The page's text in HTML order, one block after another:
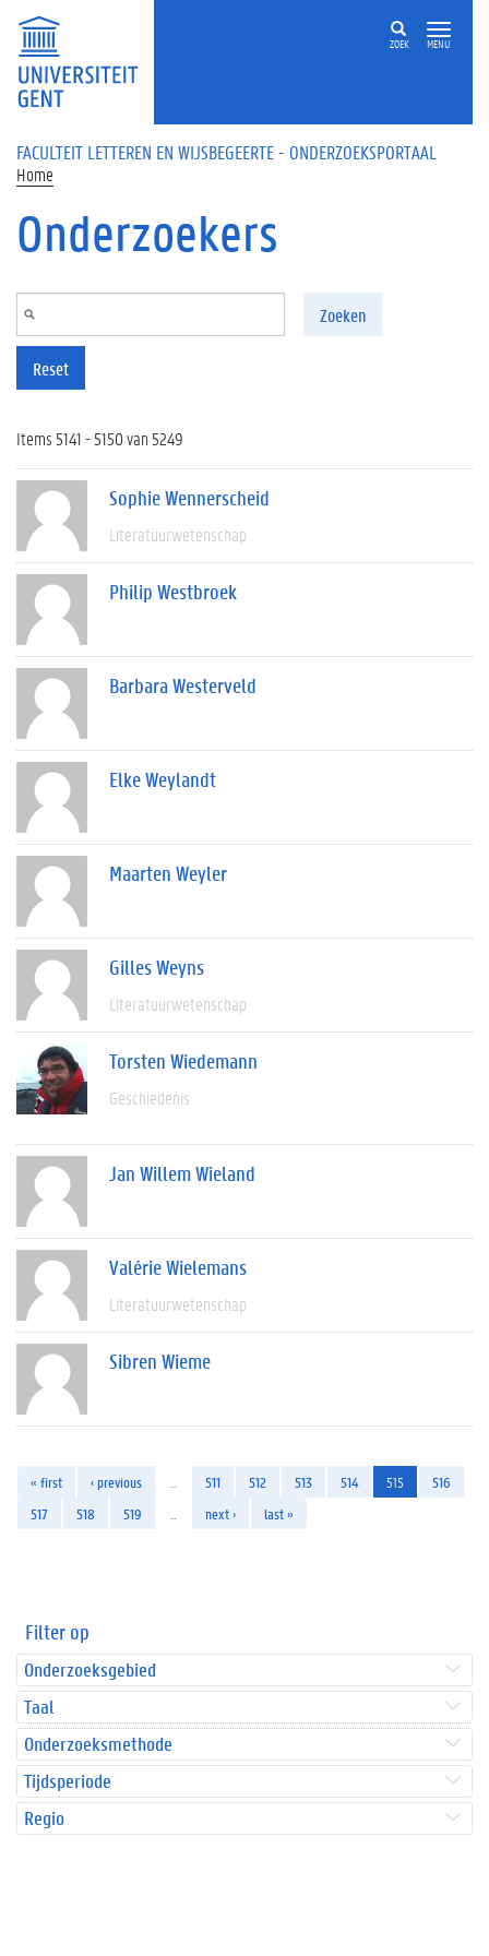
Overslaan en naar de inhoud gaan
ZOEK MENU
FACULTEIT LETTEREN EN WIJSBEGEERTE - ONDERZOEKSPORTAAL
Home
Onderzoekers
Zoeken
Reset
Items 5141 - 5150 van 5249
Sophie Wennerscheid
Literatuurwetenschap
Philip Westbroek
Barbara Westerveld
Elke Weylandt
Maarten Weyler
Gilles Weyns
Literatuurwetenschap
Torsten Wiedemann
Geschiedenis
Jan Willem Wieland
Valérie Wielemans
Literatuurwetenschap
Sibren Wieme
« first ‹ previous 511 512 513 514 515
516
517
518 519 next › last »
Filter op
Onderzoeksgebied
Taal
Onderzoeksmethode
Tijdsperiode
Regio